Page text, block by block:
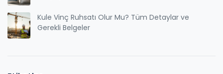
Kule Vinç Ruhsatı Olur Mu? Tüm Detaylar ve
Gerekli Belgeler